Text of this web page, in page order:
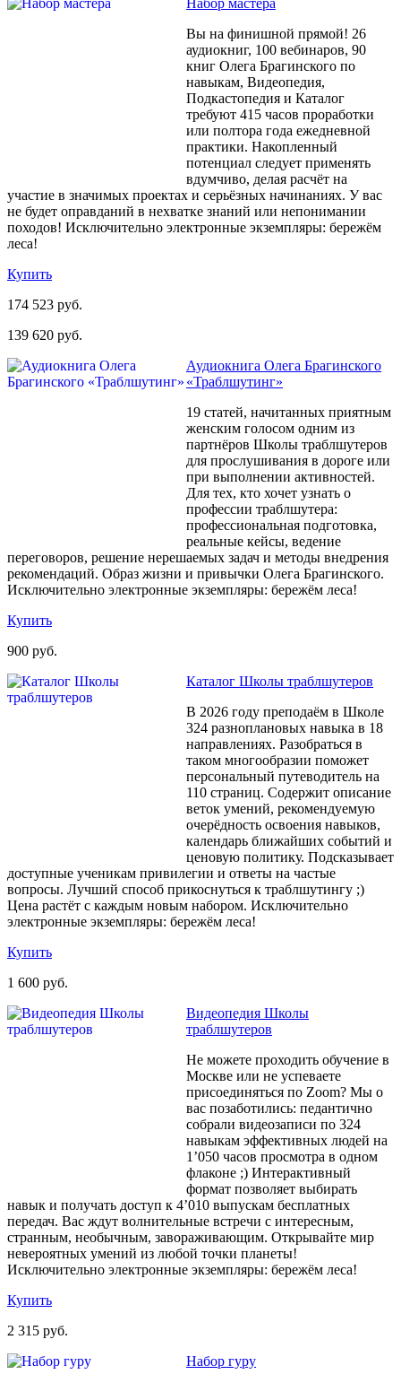
Набор мастера
Вы на финишной прямой! 26
аудиокниг, 100 вебинаров, 90
книг Олега Брагинского по
навыкам, Видеопедия,
Подкастопедия и Каталог
требуют 415 часов проработки
или полтора года ежедневной
практики. Накопленный
потенциал следует применять
вдумчиво, делая расчёт на
участие в значимых проектах и серьёзных начинаниях. У вас
не будет оправданий в нехватке знаний или непонимании
походов! Исключительно электронные экземпляры: бережём
леса!
Купить
174 523 руб.
139 620 руб.
Аудиокнига Олега Брагинского
«Траблшутинг»
19 статей, начитанных приятным
женским голосом одним из
партнёров Школы траблшутеров
для прослушивания в дороге или
при выполнении активностей.
Для тех, кто хочет узнать о
профессии траблшутера:
профессиональная подготовка,
реальные кейсы, ведение
переговоров, решение нерешаемых задач и методы внедрения
рекомендаций. Образ жизни и привычки Олега Брагинского.
Исключительно электронные экземпляры: бережём леса!
Купить
900 руб.
Каталог Школы траблшутеров
В 2026 году преподаём в Школе
324 разноплановых навыка в 18
направлениях. Разобраться в
таком многообразии поможет
персональный путеводитель на
110 страниц. Содержит описание
веток умений, рекомендуемую
очерёдность освоения навыков,
календарь ближайших событий и
ценовую политику. Подсказывает
доступные ученикам привилегии и ответы на частые
вопросы. Лучший способ прикоснуться к траблшутингу ;)
Цена растёт с каждым новым набором. Исключительно
электронные экземпляры: бережём леса!
Купить
1 600 руб.
Видеопедия Школы
траблшутеров
Не можете проходить обучение в
Москве или не успеваете
присоединяться по Zoom? Мы о
вас позаботились: педантично
собрали видеозаписи по 324
навыкам эффективных людей на
1’050 часов просмотра в одном
флаконе ;) Интерактивный
формат позволяет выбирать
навык и получать доступ к 4’010 выпускам бесплатных
передач. Вас ждут волнительные встречи с интересным,
странным, необычным, завораживающим. Открывайте мир
невероятных умений из любой точки планеты!
Исключительно электронные экземпляры: бережём леса!
Купить
2 315 руб.
Набор гуру